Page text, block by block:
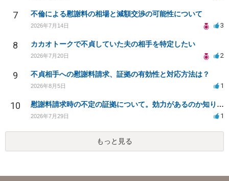
7 不倫による慰謝料の相場と減額交渉の可能性について
2026年7月14日 3
8 カカオトークで不貞していた夫の相手を特定したい
2026年7月20日 2
9 不貞相手への慰謝料請求、証拠の有効性と対応方法は？
2026年8月5日 1
10 慰謝料請求時の不定の証拠について。効力があるのか知りたい。
2026年7月29日 1
もっと見る